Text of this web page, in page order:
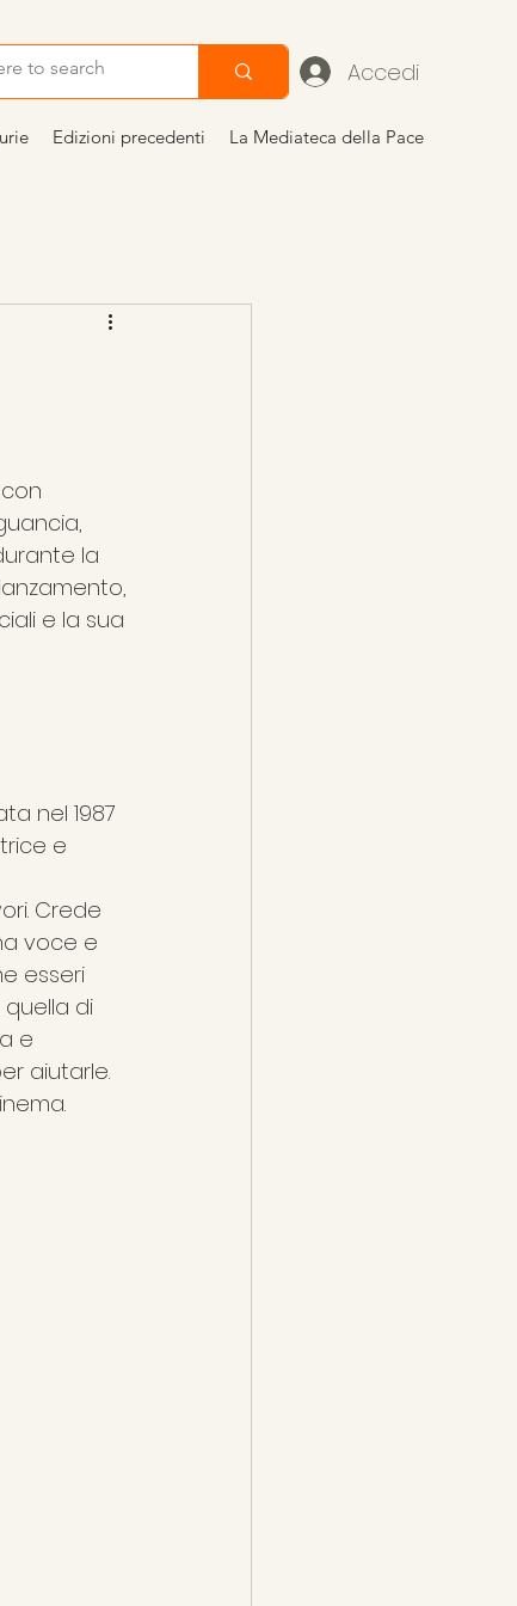
Accedi
Edizioni precedenti La Mediateca della Pace
la
e la sua
nel 1987
e
Crede
voce e
esseri
di
e
aiutarle.